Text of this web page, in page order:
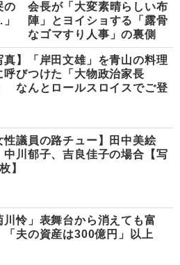
の
会長が「大変素晴らしい布
陣」とヨイショする「露骨
なゴマすり人事」の裏側
真】「岸田文雄」を青山の料理
呼びつけた「大物政治家長
なんとロールスロイスでご登
性議員の路チュー】田中美絵
中川郁子、吉良佳子の場合【写
】
川怜」表舞台から消えても富
夫の資産は300億円」以上